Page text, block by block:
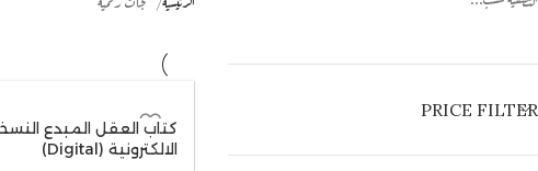
PRICE FILTER
كتاب العقل المبدع
الالكترونية (Digital)